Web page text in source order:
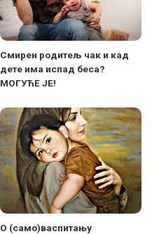
Смирен родитељ чак и кад
дете има испад беса?
МОГУЋЕ ЈЕ!
О (само)васпитању